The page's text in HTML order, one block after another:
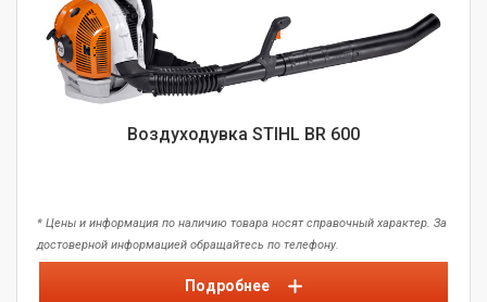
Воздуходувка STIHL BR 600
* Цены и информация по наличию товара носят справочный характер. За
достоверной информацией обращайтесь по телефону.
Подробнее